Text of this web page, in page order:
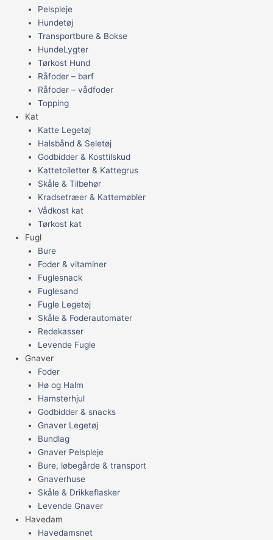
Pelspleje
Hundetøj
Transportbure & Bokse
HundeLygter
Tørkost Hund
Råfoder – barf
Råfoder – vådfoder
Topping
Kat
Katte Legetøj
Halsbånd & Seletøj
Godbidder & Kosttilskud
Kattetoiletter & Kattegrus
Skåle & Tilbehør
Kradsetræer & Kattemøbler
Vådkost kat
Tørkost kat
Fugl
Bure
Foder & vitaminer
Fuglesnack
Fuglesand
Fugle Legetøj
Skåle & Foderautomater
Redekasser
Levende Fugle
Gnaver
Foder
Hø og Halm
Hamsterhjul
Godbidder & snacks
Gnaver Legetøj
Bundlag
Gnaver Pelspleje
Bure, løbegårde & transport
Gnaverhuse
Skåle & Drikkeflasker
Levende Gnaver
Havedam
Havedamsnet